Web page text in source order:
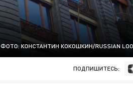
ФОТО: КОНСТАНТИН КОКОШКИН/RUSSIAN
ПОДПИШИТЕСЬ: